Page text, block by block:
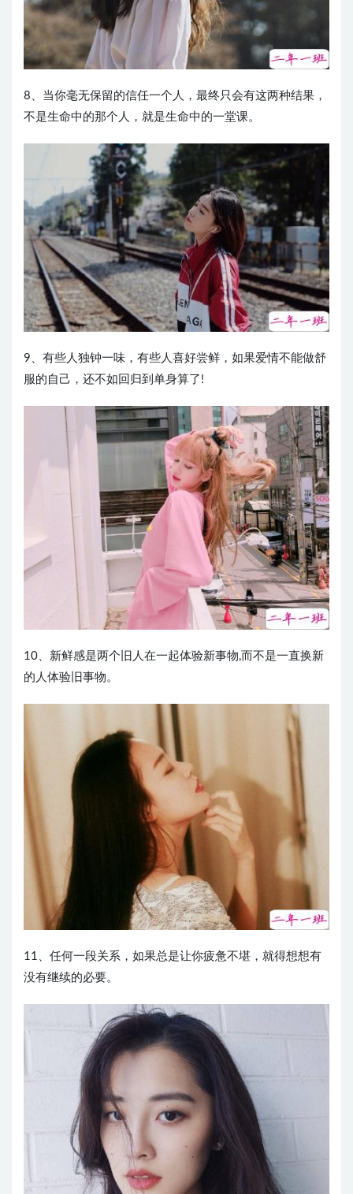
8、当你毫无保留的信任一个人，最终只会有这两种结果，
不是生命中的那个人，就是生命中的一堂课。
9、有些人独钟一味，有些人喜好尝鲜，如果爱情不能做舒
服的自己，还不如回归到单身算了!
10、新鲜感是两个旧人在一起体验新事物,而不是一直换新
的人体验旧事物。
11、任何一段关系，如果总是让你疲惫不堪，就得想想有
没有继续的必要。